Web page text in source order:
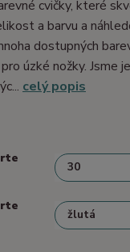
cvičky, které
a barvu a
dostupných
úzké nožky. Jsme
celý popis